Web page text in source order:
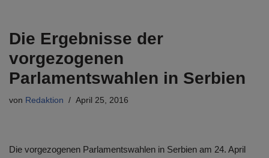
Die Ergebnisse der
vorgezogenen
Parlamentswahlen in Serbien
von Redaktion April 25, 2016
Die vorgezogenen Parlamentswahlen in Serbien am 24. April